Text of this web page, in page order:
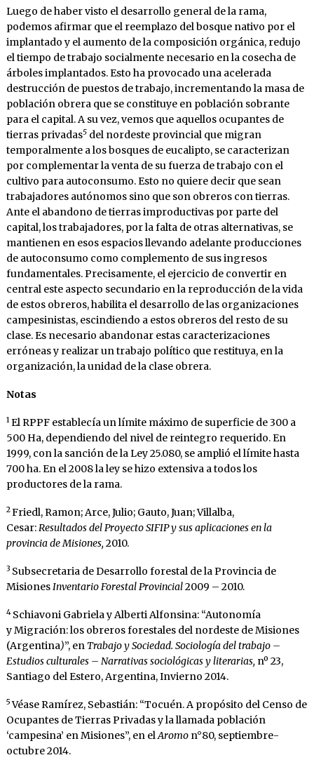
Luego de haber visto el desarrollo general de la rama,
podemos afirmar que el reemplazo del bosque nativo por el
implantado y el aumento de la composición orgánica, redujo
el tiempo de trabajo socialmente necesario en la cosecha de
árboles implantados. Esto ha provocado una acelerada
destrucción de puestos de trabajo, incrementando la masa de
población obrera que se constituye en población sobrante
para el capital. A su vez, vemos que aquellos ocupantes de
tierras privadas5del nordeste provincial que migran
temporalmente a los bosques de eucalipto, se caracterizan
por complementar la venta de su fuerza de trabajo con el
cultivo para autoconsumo. Esto no quiere decir que sean
trabajadores autónomos sino que son obreros con tierras.
Ante el abandono de tierras improductivas por parte del
capital, los trabajadores, por la falta de otras alternativas, se
mantienen en esos espacios llevando adelante producciones
de autoconsumo como complemento de sus ingresos
fundamentales. Precisamente, el ejercicio de convertir en
central este aspecto secundario en la reproducción de la vida
de estos obreros, habilita el desarrollo de las organizaciones
campesinistas, escindiendo a estos obreros del resto de su
clase. Es necesario abandonar estas caracterizaciones
erróneas y realizar un trabajo político que restituya, en la
organización, la unidad de la clase obrera.
Notas
1El RPPF establecía un límite máximo de superficie de 300 a
500 Ha, dependiendo del nivel de reintegro requerido. En
1999, con la sanción de la Ley 25.080, se amplió el límite hasta
700 ha. En el 2008 la ley se hizo extensiva a todos los
productores de la rama.
2Friedl, Ramon; Arce, Julio; Gauto, Juan; Villalba,
Cesar:Resultados del Proyecto SIFIP y sus aplicaciones en la
provincia de Misiones, 2010.
3 Subsecretaria de Desarrollo forestal de la Provincia de
MisionesInventario Forestal Provincial2009 – 2010.
4 Schiavoni Gabriela y Alberti Alfonsina: “Autonomía
y Migración: los obreros forestales del nordeste de Misiones
(Argentina)”, en Trabajo y Sociedad. Sociología del trabajo –
Estudios culturales – Narrativas sociológicas y literarias, nº 23,
Santiago del Estero, Argentina, Invierno 2014.
5Véase Ramírez, Sebastián: “Tocuén. A propósito del Censo de
Ocupantes de Tierras Privadas y la llamada población
‘campesina’ en Misiones”, en elAromo n°80, septiembre-
octubre 2014.